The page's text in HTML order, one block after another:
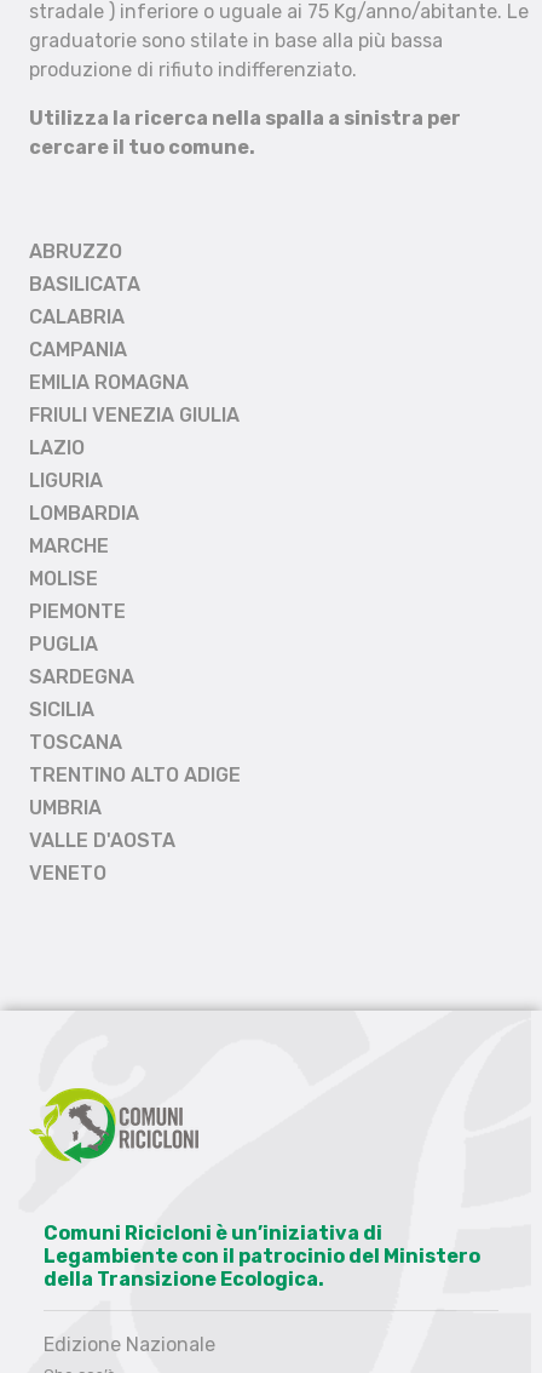
stradale ) inferiore o uguale ai 75 Kg/anno/abitante. Le
graduatorie sono stilate in base alla più bassa
produzione di rifiuto indifferenziato.
Utilizza la ricerca nella spalla a sinistra per
cercare il tuo comune.
ABRUZZO
BASILICATA
CALABRIA
CAMPANIA
EMILIA ROMAGNA
FRIULI VENEZIA GIULIA
LAZIO
LIGURIA
LOMBARDIA
MARCHE
MOLISE
PIEMONTE
PUGLIA
SARDEGNA
SICILIA
TOSCANA
TRENTINO ALTO ADIGE
UMBRIA
VALLE D'AOSTA
VENETO
Comuni Ricicloni è un’iniziativa di
Legambiente con il patrocinio del Ministero
della Transizione Ecologica.
Edizione Nazionale